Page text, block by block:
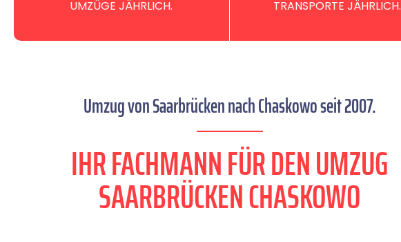
UMZÜGE JÄHRLICH. TRANSPORTE JÄHRLICH.
Umzug von Saarbrücken nach Chaskowo seit 2007.
IHR FACHMANN FÜR DEN UMZUG
SAARBRÜCKEN CHASKOWO